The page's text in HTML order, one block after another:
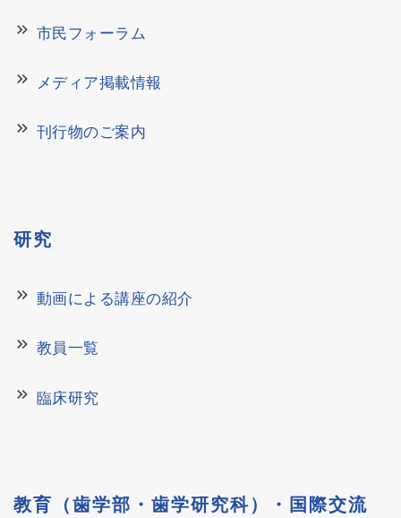
keyboard_double_arrow_right 市民フォーラム
keyboard_double_arrow_right メディア掲載情報
keyboard_double_arrow_right 刊行物のご案内
研究
keyboard_double_arrow_right 動画による講座の紹介
keyboard_double_arrow_right 教員一覧
keyboard_double_arrow_right 臨床研究
教育（歯学部・歯学研究科）・国際交流